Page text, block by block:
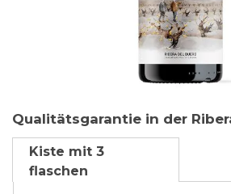
Anfang
der
Bildgalerie
springen
Qualitätsgarantie in der
Kiste mit 3
flaschen